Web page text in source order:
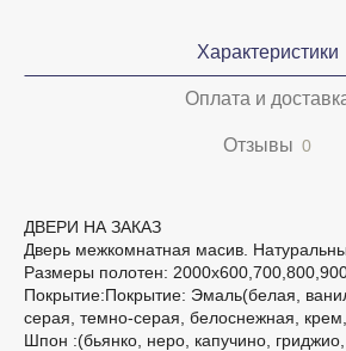
Характеристики
Оплата и
Отзывы 0
ДВЕРИ НА ЗАКАЗ
Дверь межкомнатная масив.
Размеры полотен:
Покрытие:Покрытие: Эмаль(белая,
серая, темно-серая, белоснежная,
Шпон :(бьянко, неро, капучино, гриджио,